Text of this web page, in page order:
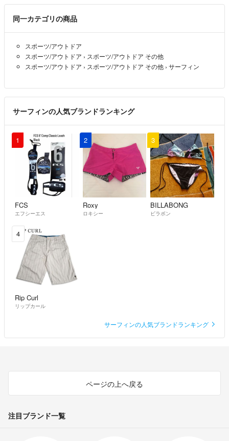
同一カテゴリの商品
スポーツ/アウトドア
スポーツ/アウトドア › スポーツ/アウトドア その他
スポーツ/アウトドア › スポーツ/アウトドア その他 › サーフィン
サーフィンの人気ブランドランキング
1
FCS
エフシーエス
2
Roxy
ロキシー
3
BILLABONG
ビラボン
4
Rip Curl
リップカール
サーフィンの人気ブランドランキング
ページの上へ戻る
注目ブランド一覧